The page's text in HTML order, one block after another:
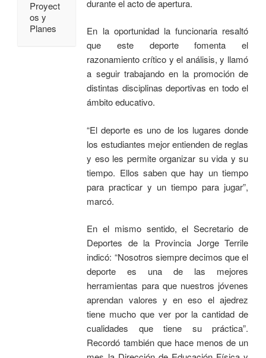
durante el acto de apertura.
En la oportunidad la funcionaria resaltó
que este deporte fomenta el
razonamiento crítico y el análisis, y llamó
a seguir trabajando en la promoción de
distintas disciplinas deportivas en todo el
ámbito educativo.
“El deporte es uno de los lugares donde
los estudiantes mejor entienden de reglas
y eso les permite organizar su vida y su
tiempo. Ellos saben que hay un tiempo
para practicar y un tiempo para jugar”,
marcó.
En el mismo sentido, el Secretario de
Deportes de la Provincia Jorge Terrile
indicó: “Nosotros siempre decimos que el
deporte es una de las mejores
herramientas para que nuestros jóvenes
aprendan valores y en eso el ajedrez
tiene mucho que ver por la cantidad de
cualidades que tiene su práctica”.
Recordó también que hace menos de un
Proyect
os y
Planes